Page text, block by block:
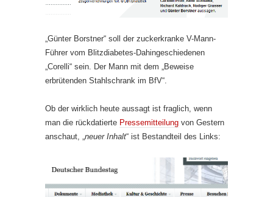
„Günter Borstner“ soll der zuckerkranke V-Mann-
Führer vom Blitzdiabetes-Dahingeschiedenen
„Corelli“ sein. Der Mann mit dem „Beweise
erbrütenden Stahlschrank im BfV“.
Ob der wirklich heute aussagt ist fraglich, wenn
man die rückdatierte Pressemitteilung von Gestern
anschaut, „ neuer Inhalt“ ist Bestandteil des Links: